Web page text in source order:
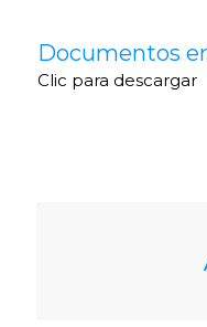
Documentos
Clic para descargar